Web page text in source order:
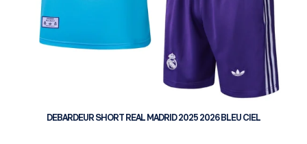
DEBARDEUR SHORT REAL MADRID 2025 2026 BLEU CIEL